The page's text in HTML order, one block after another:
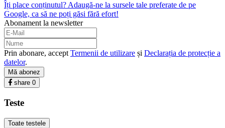
Îți place conținutul? Adaugă-ne la sursele tale preferate de pe
Google, ca să ne poți găsi fără efort!
Abonament la newsletter
Prin abonare, accept Termenii de utilizare și Declarația de protecție a
datelor.
Mă abonez
share 0
Teste
Toate testele